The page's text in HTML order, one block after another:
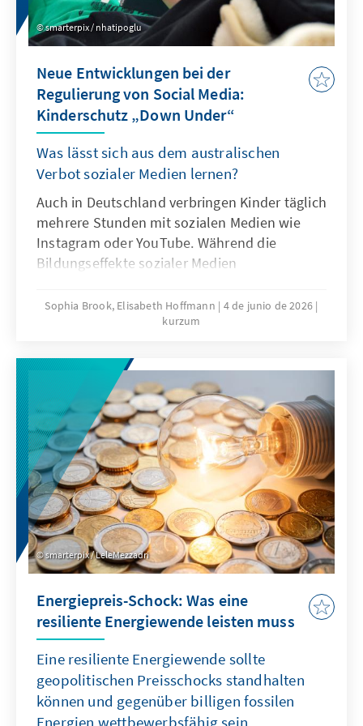
smarterpix / nhatipoglu
Neue Entwicklungen bei der
Regulierung von Social Media:
Kinderschutz „Down Under“
Was lässt sich aus dem australischen
Verbot sozialer Medien lernen?
Auch in Deutschland verbringen Kinder täglich
mehrere Stunden mit sozialen Medien wie
Instagram oder YouTube. Während die
Bildungseffekte sozialer Medien
für Suchtgefahr und weitere problematische
Folgen intensiven Konsums sozialer Medien.
eine Antwort auf diese Herausforderung?
Sophia Brook, Elisabeth Hoffmann
4 de junio de 2026
kurzum
smarterpix / LeleMezzadri
Energiepreis-Schock: Was eine
resiliente Energiewende leisten muss
Eine resiliente Energiewende sollte
geopolitischen Preisschocks standhalten
können und gegenüber billigen fossilen